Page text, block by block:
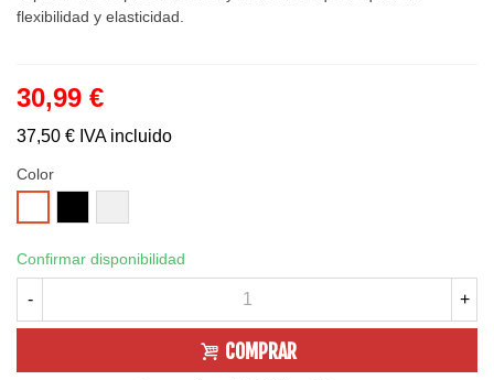
flexibilidad y elasticidad.
30,99 €
37,50 € IVA incluido
Color
Confirmar disponibilidad
- +
COMPRAR